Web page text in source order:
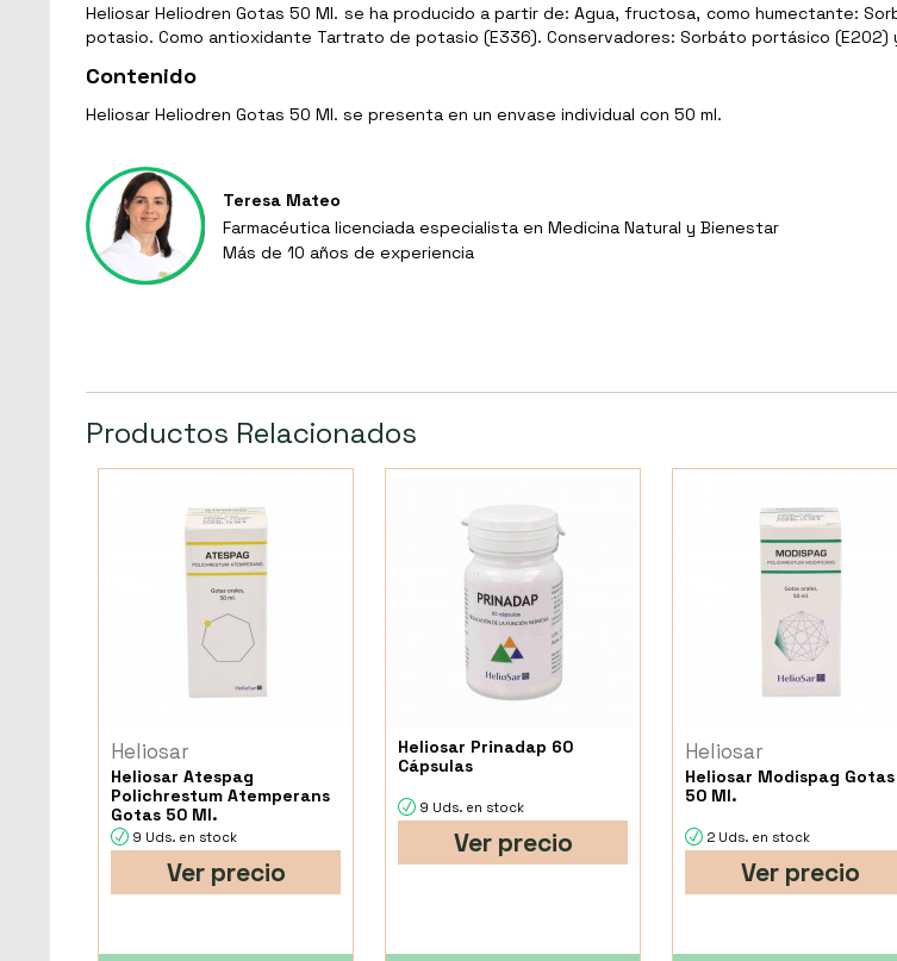
Heliosar Heliodren Gotas 50 Ml. se ha producido a partir de: Agua, fructosa, como humectante:
potasio. Como antioxidante Tartrato de potasio (E336). Conservadores: Sorbáto portásico (E202)
Contenido
Heliosar Heliodren Gotas 50 Ml. se presenta en un envase individual con 50 ml.
Teresa Mateo
Farmacéutica licenciada especialista en Medicina Natural y Bienestar
Más de 10 años de experiencia
Productos Relacionados
Heliosar
Heliosar Atespag
Polichrestum Atemperans
Gotas 50 Ml.
9 Uds. en stock
Ver precio
Heliosar Prinadap 60
Cápsulas
9 Uds. en stock
Ver precio
Heliosar
Heliosar Modispag Gotas
50 Ml.
2 Uds. en stock
Ver precio